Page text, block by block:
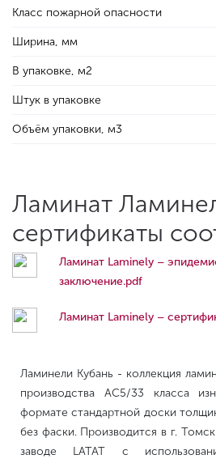
Класс пожарной опасности
Ширина, мм
В упаковке, м2
Штук в упаковке
Объём упаковки, м3
Ламинат
сертификаты
Ламинат Laminely –
заключение.pdf
Ламинат Laminely –
Ламинели Кубань - коллекция
производства AC5/33 класса
формате стандартной доски
без фаски. Производится в г.
заводе LATAT с